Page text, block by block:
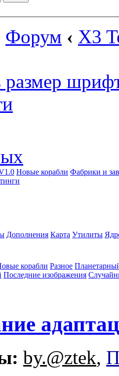
Форум ‹ X3
размер
Новые корабли Фабрики и
Дополнения Карта Утилиты
корабли Разное
Последние изображения
by.@ztek,